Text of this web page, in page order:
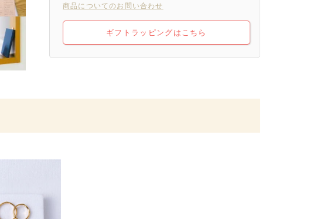
商品についてのお問い合わせ
ギフトラッピングはこちら